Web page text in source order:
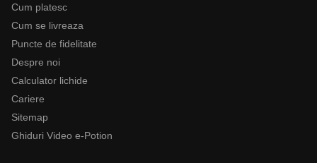
Cum platesc
Cum se livreaza
Puncte de fidelitate
Despre noi
Calculator lichide
Cariere
Sitemap
Ghiduri Video e-Potion